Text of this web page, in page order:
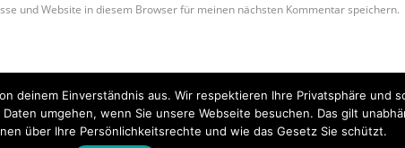
und Website in diesem Browser für meinen nächsten Kommentar speichern.
Mitglied werden Über uns Bilder Kontakt
deinem Einverständnis aus. Wir respektieren Ihre Privatsphäre und
umgehen, wenn Sie unsere Webseite besuchen. Das gilt
über Ihre Persönlichkeitsrechte und wie das Gesetz Sie schützt.